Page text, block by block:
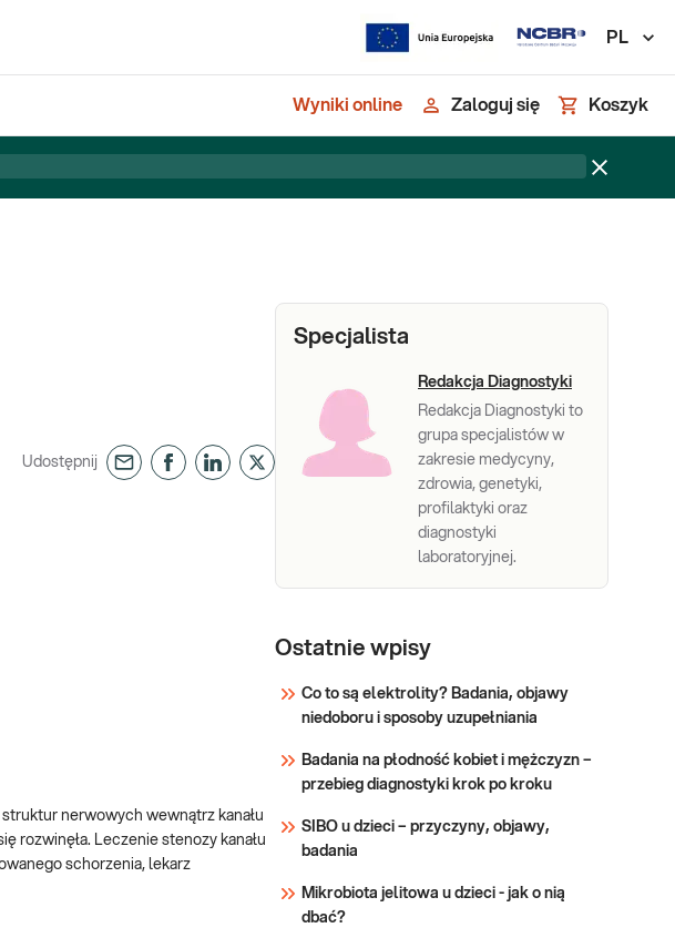
PL
Wyniki online Zaloguj się Koszyk
Udostępnij
nerwowych wewnątrz kanału
rozwinęła. Leczenie stenozy kanału
schorzenia, lekarz
Specjalista
Redakcja Diagnostyki
Redakcja Diagnostyki to
grupa specjalistów w
zakresie medycyny,
zdrowia, genetyki,
profilaktyki oraz
diagnostyki
laboratoryjnej.
Ostatnie wpisy
Co to są elektrolity? Badania, objawy
niedoboru i sposoby uzupełniania
Badania na płodność kobiet i mężczyzn –
przebieg diagnostyki krok po kroku
SIBO u dzieci – przyczyny, objawy,
badania
Mikrobiota jelitowa u dzieci - jak o nią
dbać?